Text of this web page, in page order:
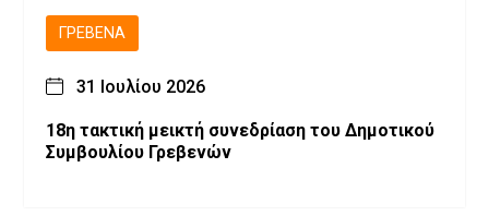
ΓΡΕΒΕΝΆ
31 Ιουλίου 2026
18η τακτική μεικτή συνεδρίαση του Δημοτικού
Συμβουλίου Γρεβενών